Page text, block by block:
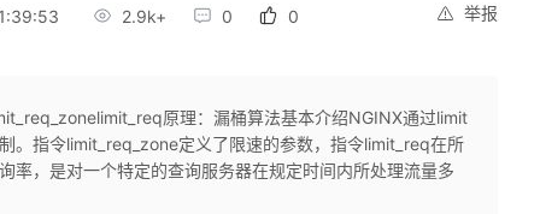
举报
2.9k+ 0 0
原理：漏桶算法基本介绍NGINX通过limit
。指令limit_req_zone定义了限速的参数，指令limit_req在所
率，是对一个特定的查询服务器在规定时间内所处理流量多